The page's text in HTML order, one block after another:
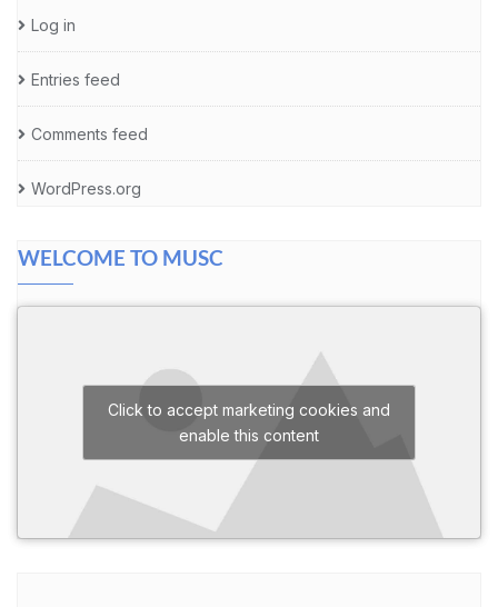
Log in
Entries feed
Comments feed
WordPress.org
WELCOME TO MUSC
Click to accept marketing cookies and
enable this content